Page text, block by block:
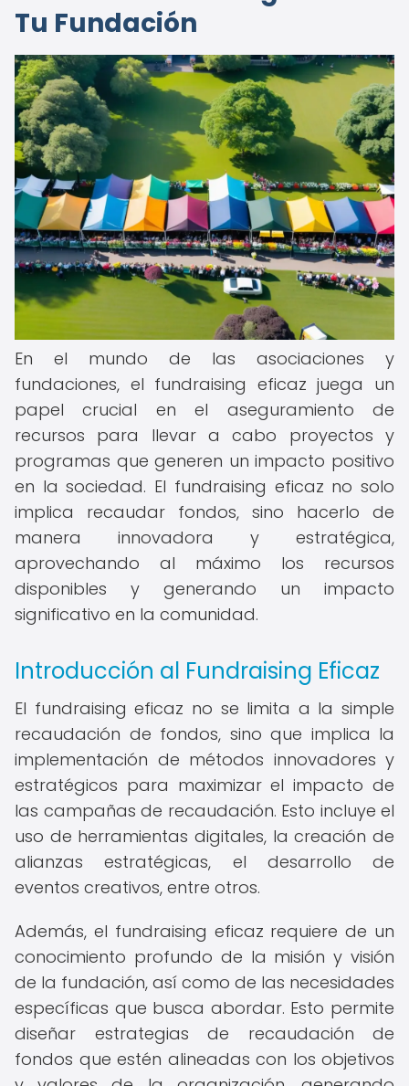
Tu Fundación
En el mundo de las asociaciones y
fundaciones, el fundraising eficaz juega un
papel crucial en el aseguramiento de
recursos para llevar a cabo proyectos y
programas que generen un impacto positivo
en la sociedad. El fundraising eficaz no solo
implica recaudar fondos, sino hacerlo de
manera innovadora y estratégica,
aprovechando al máximo los recursos
disponibles y generando un impacto
significativo en la comunidad.
Introducción al Fundraising Eficaz
El fundraising eficaz no se limita a la simple
recaudación de fondos, sino que implica la
implementación de métodos innovadores y
estratégicos para maximizar el impacto de
las campañas de recaudación. Esto incluye el
uso de herramientas digitales, la creación de
alianzas estratégicas, el desarrollo de
eventos creativos, entre otros.
Además, el fundraising eficaz requiere de un
conocimiento profundo de la misión y visión
de la fundación, así como de las necesidades
específicas que busca abordar. Esto permite
diseñar estrategias de recaudación de
fondos que estén alineadas con los objetivos